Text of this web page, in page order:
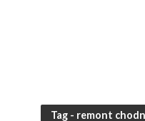
Tag - remont